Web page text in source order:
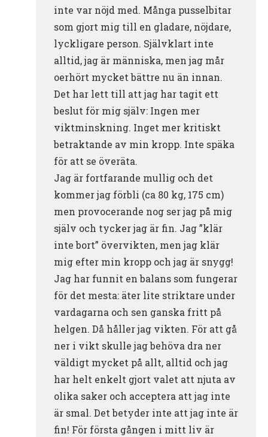
inte var nöjd med. Många pusselbitar
som gjort mig till en gladare, nöjdare,
lyckligare person. Självklart inte
alltid, jag är människa, men jag mår
oerhört mycket bättre nu än innan.
Det har lett till att jag har tagit ett
beslut för mig själv: Ingen mer
viktminskning. Inget mer kritiskt
betraktande av min kropp. Inte späka
för att se överäta.
Jag är fortfarande mullig och det
kommer jag förbli (ca 80 kg, 175 cm)
men provocerande nog ser jag på mig
själv och tycker jag är fin. Jag ”klär
inte bort” övervikten, men jag klär
mig efter min kropp och jag är snygg!
Jag har funnit en balans som fungerar
för det mesta: äter lite striktare under
vardagarna och sen ganska fritt på
helgen. Då håller jag vikten. För att gå
ner i vikt skulle jag behöva dra ner
väldigt mycket på allt, alltid och jag
har helt enkelt gjort valet att njuta av
olika saker och acceptera att jag inte
är smal. Det betyder inte att jag inte är
fin! För första gången i mitt liv är